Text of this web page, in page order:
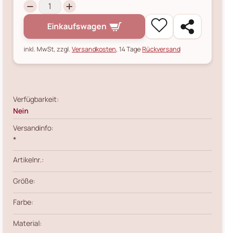
Einkaufswagen
inkl. MwSt, zzgl.Versandkosten, 14 TageRückversand
Verfügbarkeit:
Nein
Versandinfo:
*
Artikelnr.:
Größe:
Farbe:
Material: